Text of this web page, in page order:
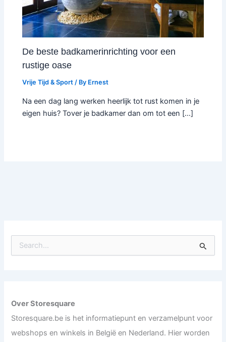
De beste badkamerinrichting voor een
rustige oase
Vrije Tijd & Sport / By Ernest
Na een dag lang werken heerlijk tot rust komen in je
eigen huis? Tover je badkamer dan om tot een […]
f
r
:
Over Storesquare
Storesquare.be is het informatiepunt en verzamelpunt voor
webshops en winkels in België en Nederland. Hier worden